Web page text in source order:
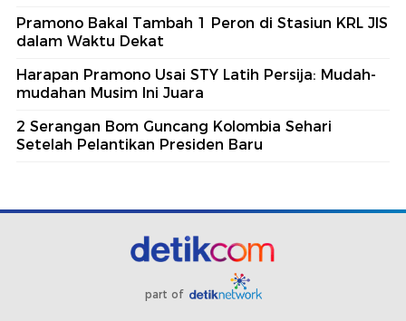
Pramono Bakal Tambah 1 Peron di Stasiun KRL JIS
dalam Waktu Dekat
Harapan Pramono Usai STY Latih Persija: Mudah-
mudahan Musim Ini Juara
2 Serangan Bom Guncang Kolombia Sehari
Setelah Pelantikan Presiden Baru
part of